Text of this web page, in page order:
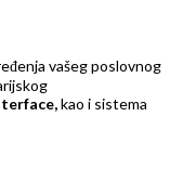
vašeg poslovnog
kao i sistema